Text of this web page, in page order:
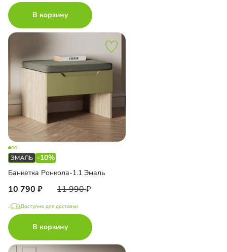
В корзину
-10%
Банкетка Ронкола-1.1 Эмаль
10 790 11 990
Доступно для доставки
В корзину